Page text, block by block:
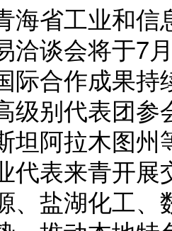
省工业和信
洽谈会将于7
际合作成果
级别代表团参
阿拉木图州
代表来青开
、盐湖化工